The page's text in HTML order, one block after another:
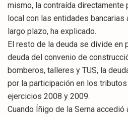
mismo, la contraída directamente
local con las entidades
largo plazo, ha explicado.
El resto de la deuda se divide en
deuda del convenio de
bomberos, talleres y TUS, la
por la participación en los
ejercicios 2008 y 2009.
Cuando Íñigo de la Serna accedió